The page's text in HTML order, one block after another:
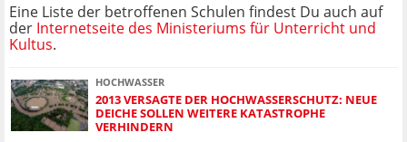
Eine Liste der betroffenen Schulen findest Du auch auf
der Internetseite des Ministeriums für Unterricht und
Kultus.
HOCHWASSER
2013 VERSAGTE DER HOCHWASSERSCHUTZ: NEUE
DEICHE SOLLEN WEITERE KATASTROPHE
VERHINDERN